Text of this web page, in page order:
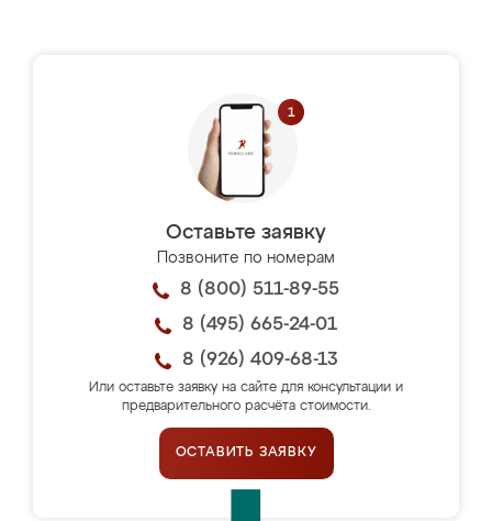
Оставьте заявку
Позвоните по номерам
8 (800) 511-89-55
8 (495) 665-24-01
8 (926) 409-68-13
Или оставьте заявку на сайте для консультации и
предварительного расчёта стоимости.
ОСТАВИТЬ ЗАЯВКУ